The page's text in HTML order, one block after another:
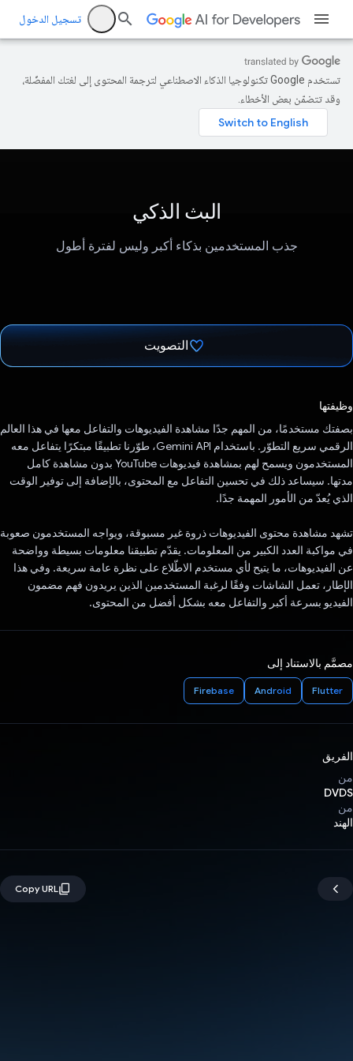
تسجيل الدخول
تستخدم Google تكنولوجيا الذكاء الاصطناعي لترجمة المحتوى إلى لغتك المفضّلة،
وقد تتضمّن بعض الأخطاء.
البث الذكي
جذب المستخدمين بذكاء أكبر وليس لفترة أطول
التصويت
وظيفتها
بصفتك مستخدمًا، من المهم جدًا مشاهدة الفيديوهات والتفاعل معها في هذا العالم
الرقمي سريع التطوّر. باستخدام Gemini API، طوّرنا تطبيقًا مبتكرًا يتفاعل معه
المستخدمون ويسمح لهم بمشاهدة فيديوهات YouTube بدون مشاهدة كامل
مدتها. سيساعد ذلك في تحسين التفاعل مع المحتوى، بالإضافة إلى توفير الوقت
الذي يُعدّ من الأمور المهمة جدًا.
تشهد مشاهدة محتوى الفيديوهات ذروة غير مسبوقة، ويواجه المستخدمون صعوبة
في مواكبة العدد الكبير من المعلومات. يقدّم تطبيقنا معلومات بسيطة وواضحة
عن الفيديوهات، ما يتيح لأي مستخدم الاطّلاع على نظرة عامة سريعة. وفي هذا
الإطار، تعمل الشاشات وفقًا لرغبة المستخدمين الذين يريدون فهم مضمون
الفيديو بسرعة أكبر والتفاعل معه بشكل أفضل من المحتوى.
مصمَّم بالاستناد إلى
Flutter
Android
Firebase
الفريق
من
DVDS
من
الهند